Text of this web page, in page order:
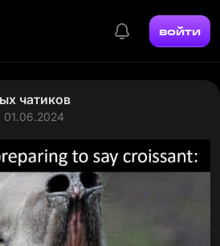
войти
чатиков
01.06.2024